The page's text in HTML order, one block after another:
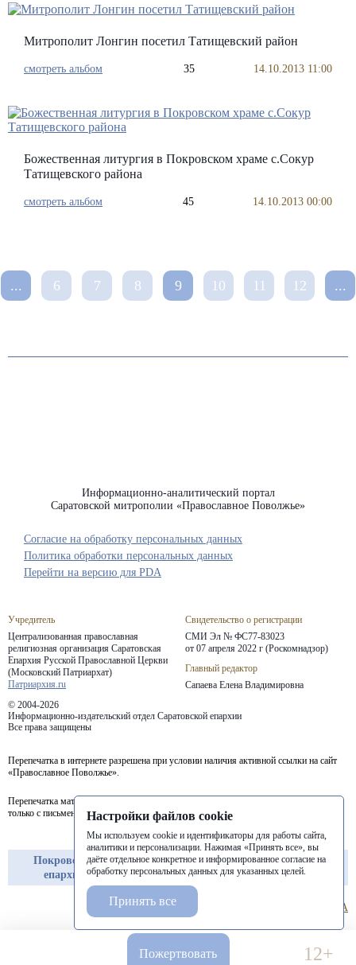
Митрополит Лонгин посетил Татищевский район
смотреть альбом 35 14.10.2013 11:00
Божественная литургия в Покровском храме с.Сокур
Татищевского района
смотреть альбом 45 14.10.2013 00:00
... 6 7 8 9 10 11 12 ...
Информационно-аналитический портал
Саратовской митрополии «Православное Поволжье»
Учредитель
Централизованная православная
религиозная организация Саратовская
Епархия Русской Православной Церкви
(Московский Патриархат)
Патриархия.ru
Свидетельство о регистрации
СМИ Эл № ФС77-83023
от 07 апреля 2022 г (Роскомнадзор)
Главный редактор
Сапаева Елена Владимировна
© 2004-2026
Информационно-издательский отдел Саратовской епархии
Все права защищены
Согласие на обработку персональных данных
Политика обработки персональных данных
Перепечатка в интернете разрешена при условии наличия активной ссылки на сайт
«Православное Поволжье».
Перепечатка материалов портала в печатных изданиях (книгах, прессе) возможна
только с письменного разрешения редакции.
Покровская
епархия
Балашовская
епархия
Балаковская
епархия
Перейти на версию для PDA
Пожертвовать 12+
Настройки файлов cookie
Мы используем cookie и идентификаторы для работы сайта,
аналитики и персонализации. Нажимая «Принять все», вы
даёте отдельное конкретное и информированное согласие на
обработку персональных данных для указанных целей.
Принять все